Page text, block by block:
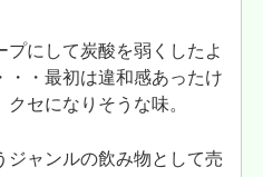
プにして炭酸を弱くしたよ
・・最初は違和感あったけ
セになりそうな味。
ジャンルの飲み物として売